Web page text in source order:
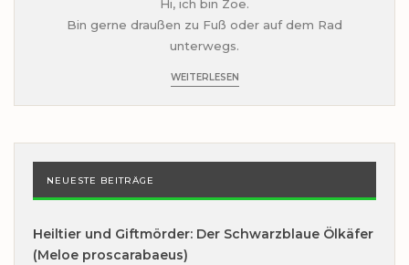
Hi, ich bin Zoe.
Bin gerne draußen zu Fuß oder auf dem Rad
unterwegs.
WEITERLESEN
NEUESTE BEITRÄGE
Heiltier und Giftmörder: Der Schwarzblaue Ölkäfer
(Meloe proscarabaeus)